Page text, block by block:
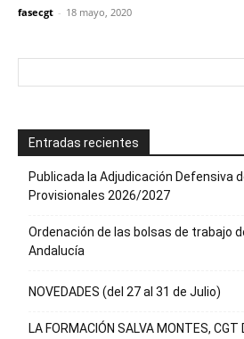
fasecgt - 18 mayo, 2020
Entradas recientes
Publicada la Adjudicación Defensiva
Provisionales 2026/2027
Ordenación de las bolsas de trabajo
Andalucía
NOVEDADES (del 27 al 31 de Julio)
LA FORMACIÓN SALVA MONTES, CGT